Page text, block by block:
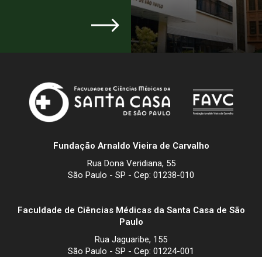
Fundação Arnaldo Vieira de Carvalho
Rua Dona Veridiana, 55
São Paulo - SP - Cep: 01238-010
Faculdade de Ciências Médicas da Santa Casa de São
Paulo
Rua Jaguaribe, 155
São Paulo - SP - Cep: 01224-001